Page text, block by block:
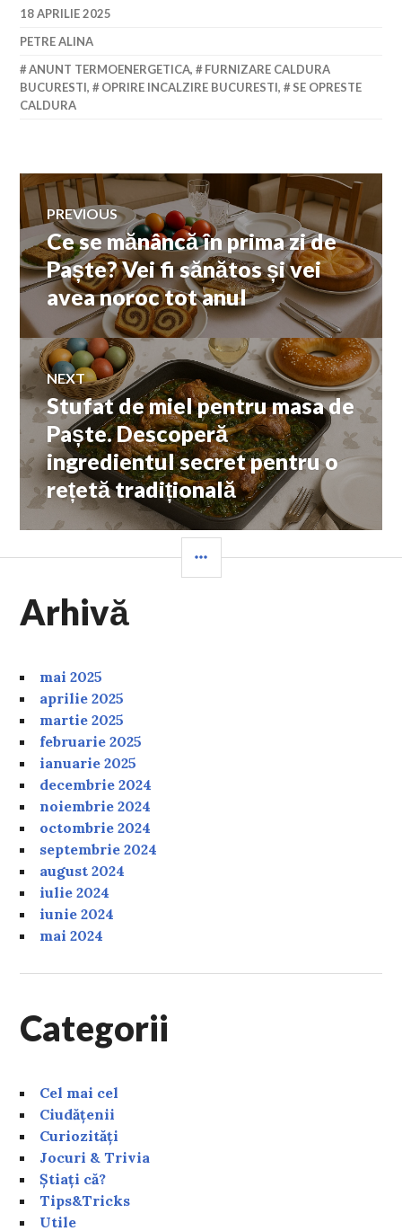
18 APRILIE 2025
PETRE ALINA
ANUNT TERMOENERGETICA,
FURNIZARE CALDURA
BUCURESTI, OPRIRE INCALZIRE BUCURESTI,
SE OPRESTE
CALDURA
Navigare
în
articole
PREVIOUS
Previous
post:
Ce se mănâncă în prima zi de
Paște? Vei fi sănătos și vei
avea noroc tot anul
NEXT
Next
post:
Stufat de miel pentru masa de
Paște. Descoperă
ingredientul secret pentru o
rețetă tradițională
Arhivă
mai 2025
aprilie 2025
martie 2025
februarie 2025
ianuarie 2025
decembrie 2024
noiembrie 2024
octombrie 2024
septembrie 2024
august 2024
iulie 2024
iunie 2024
mai 2024
Categorii
Cel mai cel
Ciudățenii
Curiozități
Jocuri & Trivia
Știați că?
Tips&Tricks
Utile